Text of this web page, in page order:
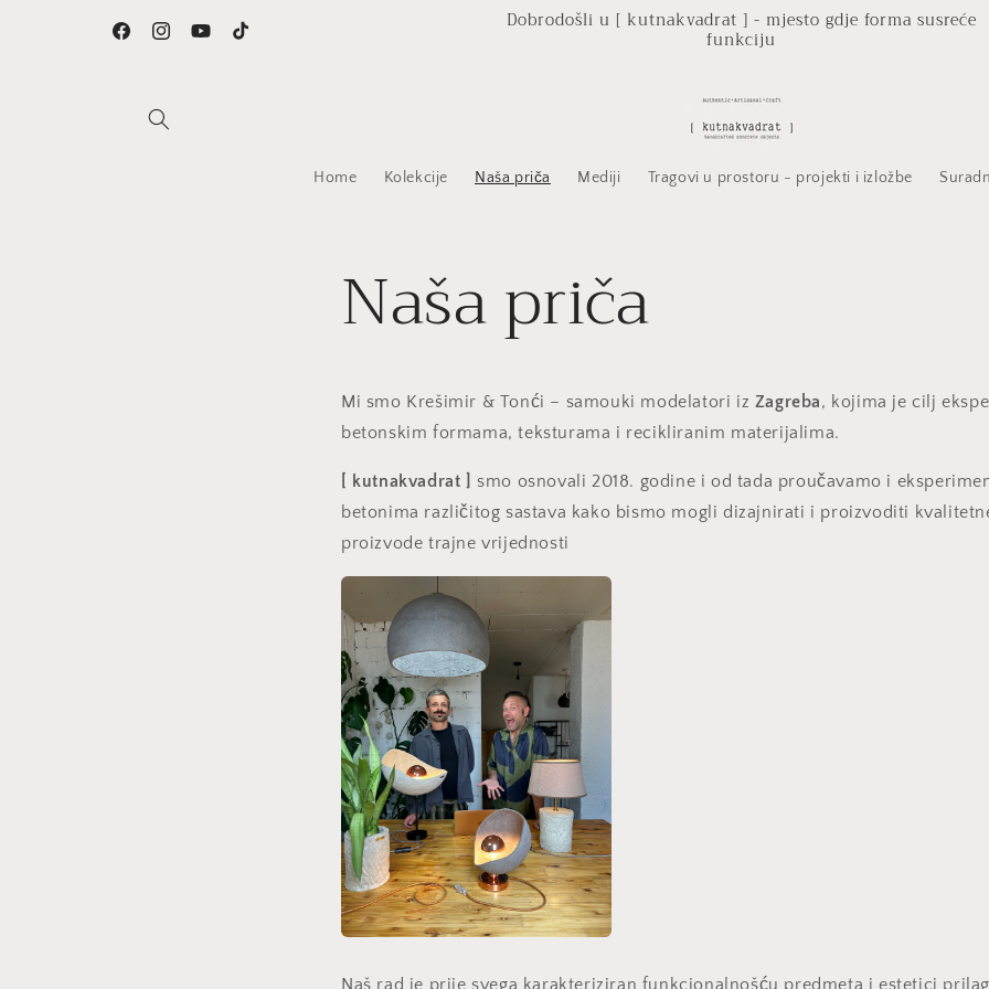
FacebookInstagramYouTubeTikTok
Dobrodošli u [ kutnakvadrat ] - mjesto gdje forma susreće
funkciju
Home Kolekcije Naša priča Mediji Tragovi u prostoru - projekti i izložbe
Naša priča
Mi smo Krešimir & Tonći – samouki modelatori iz Zagreba, kojima je cilj
betonskim formama, teksturama i recikliranim materijalima.
[ kutnakvadrat ]
smo osnovali 2018. godine i od tada proučavamo i
betonima različitog sastava kako bismo mogli dizajnirati i proizvoditi
proizvode trajne vrijednosti
Naš rad je prije svega karakteriziran funkcionalnošću predmeta i estetici